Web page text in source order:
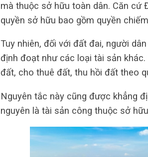
mà thuộc sở hữu toàn dân. Căn cứ
quyền sở hữu bao gồm quyền
Tuy nhiên, đối với đất đai, người
định đoạt như các loại tài sản
đất, cho thuê đất, thu hồi đất theo
Nguyên tắc này cũng được khẳng
nguyên là tài sản công thuộc sở